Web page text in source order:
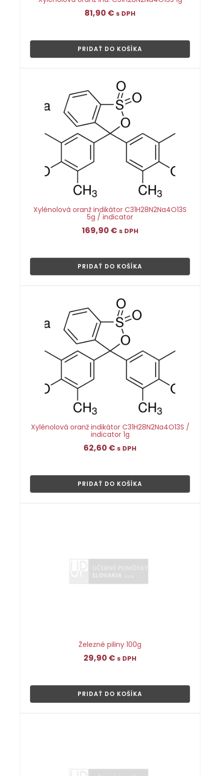
81,90 € s DPH
PRIDAŤ DO KOŠÍKA
Xylénolová oranž indikátor C31H28N2Na4O13S
5g / indicator
169,90 € s DPH
PRIDAŤ DO KOŠÍKA
Xylénolová oranž indikátor C31H28N2Na4O13S /
indicator 1g
62,60 € s DPH
PRIDAŤ DO KOŠÍKA
Železné piliny 100g
29,90 € s DPH
PRIDAŤ DO KOŠÍKA